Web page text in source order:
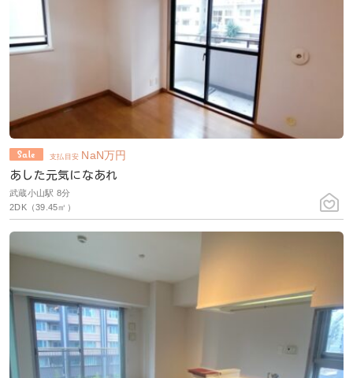
支払目安 NaN万円
あした元気になあれ
武蔵小山駅 8分
2DK（39.45㎡）